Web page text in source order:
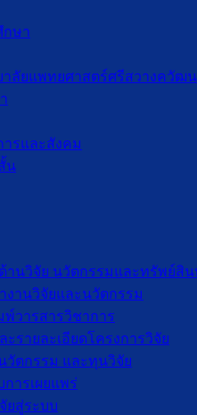
กษา
ลัยแพทยศาสตร์ศรีสวางควัฒน
รและสังคม
น
านวิจัย นวัตกรรมและทรัพย์สิ
านวิจัยและนวัตกรรม
วารสารวิชาการ
ะรายละเอียดโครงการวิจัย
วัตกรรม และทุนวิจัย
ารเผยแพร่
ยสู่ระบบ